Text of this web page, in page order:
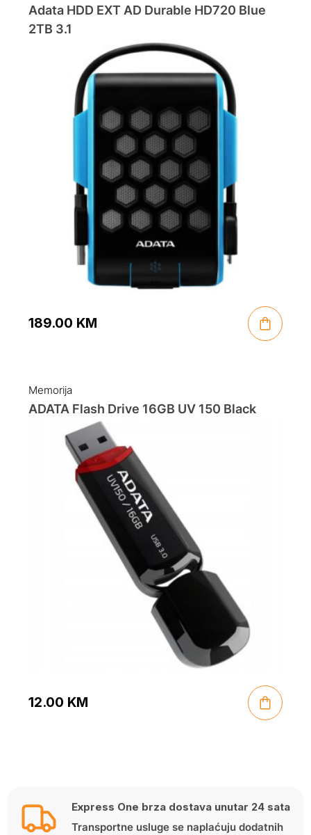
Adata HDD EXT AD Durable HD720 Blue
2TB 3.1
189.00 KM
Memorija
ADATA Flash Drive 16GB UV 150 Black
12.00 KM
Express One brza dostava unutar 24 sata
Transportne usluge se naplaćuju dodatnih